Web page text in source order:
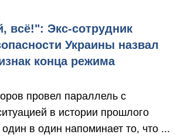
всё!": Экс-сотрудник
Украины назвал
конца режима
провел параллель с
в истории прошлого
в один напоминает то, что ...